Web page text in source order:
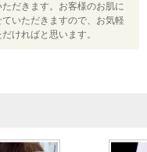
だきます。お客様のお肌に
いただきますので、お気軽
ければと思います。